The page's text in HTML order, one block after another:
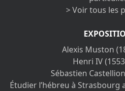
> Voir tous les
Alexis Muston
Henri IV
Sébastien
Étudier l’hébreu à Strasbourg